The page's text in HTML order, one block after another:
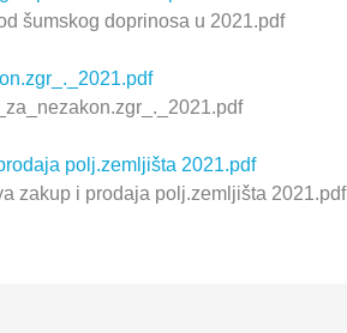
šumskog doprinosa u 2021.pdf
polj.zemljišta 2021.pdf
zakup i prodaja polj.zemljišta 2021.pdf